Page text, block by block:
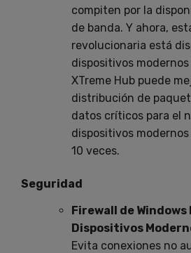
compiten por la
de banda. Y ahora,
revolucionaria está
dispositivos modernos
XTreme Hub puede
distribución de
datos críticos para el
dispositivos
10 veces.
Seguridad
Firewall de
Dispositivos
Evita conexiones no